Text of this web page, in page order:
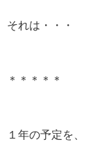
それは・・・
＊＊＊＊＊
１年の予定を、